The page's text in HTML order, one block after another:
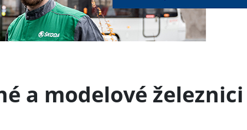
a modelové železnici